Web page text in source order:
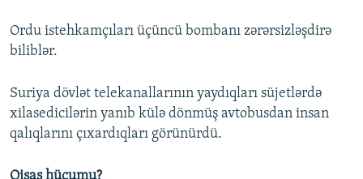
Ordu istehkamçıları üçüncü bombanı zərərsizləşdirə
biliblər.
Suriya dövlət telekanallarının yaydıqları süjetlərdə
xilasedicilərin yanıb külə dönmüş avtobusdan insan
qalıqlarını çıxardıqları görünürdü.